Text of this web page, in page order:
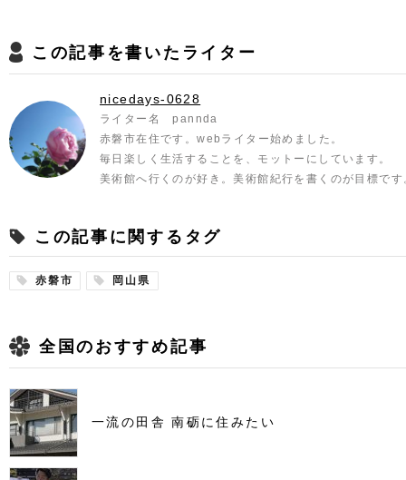
この記事を書いたライター
nicedays-0628
ライター名 pannda
赤磐市在住です。webライター始めました。
毎日楽しく生活することを、モットーにしています。
美術館へ行くのが好き。美術館紀行を書くのが目標です
この記事に関するタグ
赤磐市 岡山県
全国のおすすめ記事
一流の田舎 南砺に住みたい